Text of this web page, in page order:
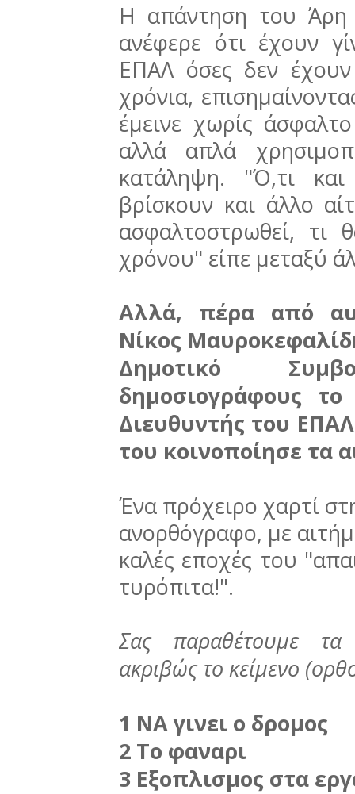
Η απάντηση του Άρη
ανέφερε ότι έχουν
ΕΠΑΛ όσες δεν
χρόνια,
έμεινε χωρίς
αλλά απλά
κατάληψη. "Ό,τι
βρίσκουν και άλλο
ασφαλτοστρωθεί,
χρόνου" είπε μεταξύ
Αλλά, πέρα από
Νίκος
Δημοτικό
δημοσιογράφους
Διευθυντής του
του κοινοποίησε τα
Ένα πρόχειρο χαρτί
ανορθόγραφο, με
καλές εποχές του
τυρόπιτα!".
Σας παραθέτουμε τα
ακριβώς το κείμενο
1 ΝΑ γινει ο δρομος
2 Το φαναρι
3 Εξοπλισμος στα